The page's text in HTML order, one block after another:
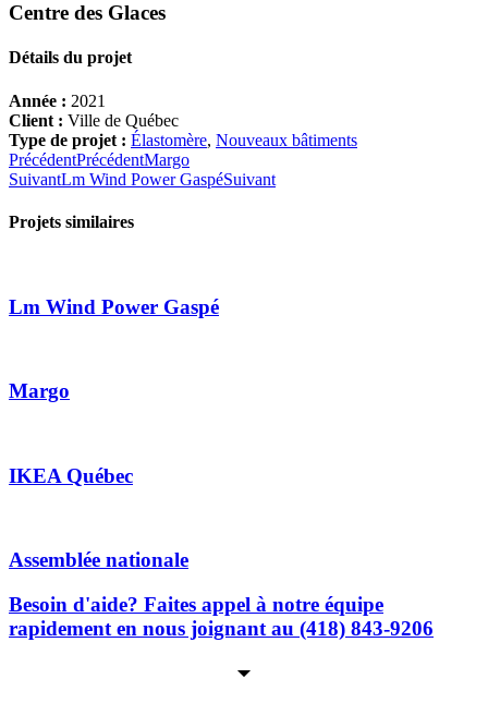
Centre des Glaces
Détails du projet
Année : 2021
Client : Ville de Québec
Type de projet : Élastomère, Nouveaux bâtiments
PrécédentPrécédentMargo
SuivantLm Wind Power GaspéSuivant
Projets similaires
Lm Wind Power Gaspé
Margo
IKEA Québec
Assemblée nationale
Besoin d'aide? Faites appel à notre équipe
rapidement en nous joignant au (418) 843-9206